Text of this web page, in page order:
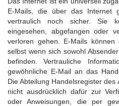
E-Mails, die über das Internet
vertraulich noch sicher. Sie
eingesehen, abgefangen oder
verloren gehen. E-Mails können
selbst wenn sich sowohl
befinden. Vertrauliche
gewöhnliche E-Mail an das
Die Abteilung Handelsregister
nicht ausdrücklich dafür zur
oder Anweisungen, die per